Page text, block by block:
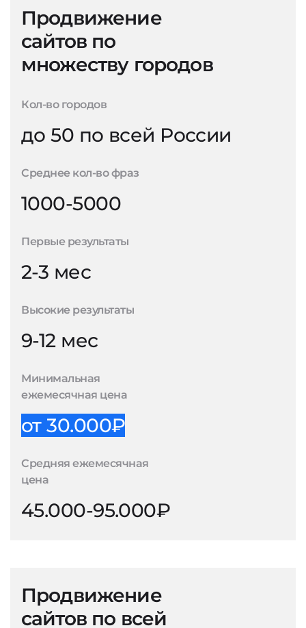
Продвижение
сайтов по
множеству городов
Кол-во городов
до 50 по всей России
Среднее кол-во фраз
1000-5000
Первые результаты
2-3 мес
Высокие результаты
9-12 мес
Минимальная
ежемесячная цена
от 30.000₽
Средняя ежемесячная
цена
45.000-95.000₽
Продвижение
сайтов по всей